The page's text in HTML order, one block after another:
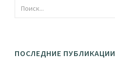
ПОСЛЕДНИЕ ПУБЛИКАЦИИ